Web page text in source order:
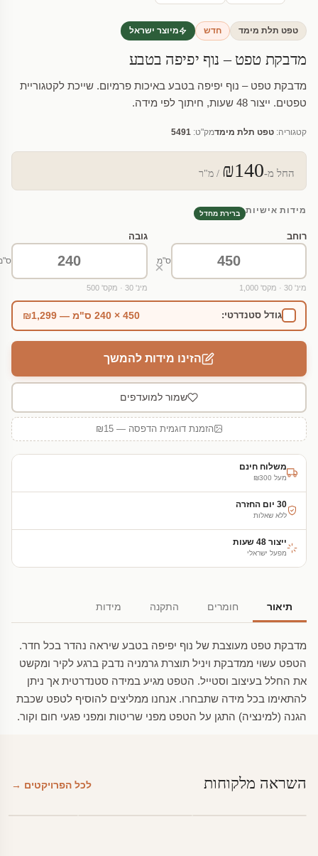
טפט תלת מימד חדש מיוצר ישראל
מדבקת טפט – נוף יפיפה בטבע
מדבקת טפט – נוף יפיפה בטבע באיכות פרמיום. שייכת לקטגוריית
טפטים. ייצור 48 שעות, חיתוך לפי מידה.
קטגוריה: טפט תלת מימדמק"ט: 5491
החל מ-₪140 / מ"ר
מידות אישיות ברירת מחדל
רוחב
ס"מ
מינ' 30 · מקס' 1,000
×
גובה
מינ' 30 · מקס' 500
גודל סטנדרטי: 450 × 240 ס"מ — ₪1,299
הזינו מידות להמשך
שמור למועדפים
הזמנת דוגמית הדפסה — ₪15
משלוח חינם
מעל ₪300
30 יום החזרה
ללא שאלות
ייצור 48 שעות
מפעל ישראלי
תיאור חומרים התקנה מידות
מדבקת טפט מעוצבת של נוף יפיפה בטבע שיראה נהדר בכל חדר.
הטפט עשוי ממדבקת ויניל תוצרת גרמניה נדבק ברגע לקיר ומקשט
את החלל בעיצוב וסטייל. הטפט מגיע במידה סטנדרטית אך ניתן
להתאימו בכל מידה שתבחרו. אנחנו ממליצים להוסיף לטפט שכבת
הגנה (למינציה) התגן על הטפט מפני שריטות ומפני פגעי חום וקור.
השראה מלקוחות לכל הפרויקטים →